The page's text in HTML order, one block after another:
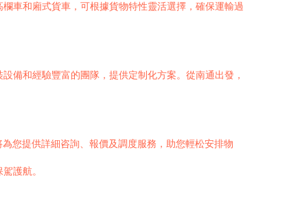
車和廂式貨車，可根據貨物特性靈活選擇，確保運輸過
備和經驗豐富的團隊，提供定制化方案。從南通出發，
您提供詳細咨詢、報價及調度服務，助您輕松安排物
護航。